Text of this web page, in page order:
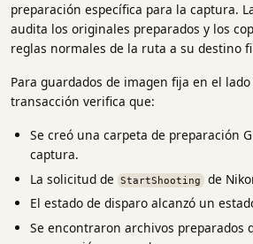
preparación específica para la captura.
audita los originales preparados y los
reglas normales de la ruta a su destino
Para guardados de imagen fija en el
transacción verifica que:
Se creó una carpeta de preparación
captura.
La solicitud de
StartShooting
de
El estado de disparo alcanzó un
Se encontraron archivos preparados